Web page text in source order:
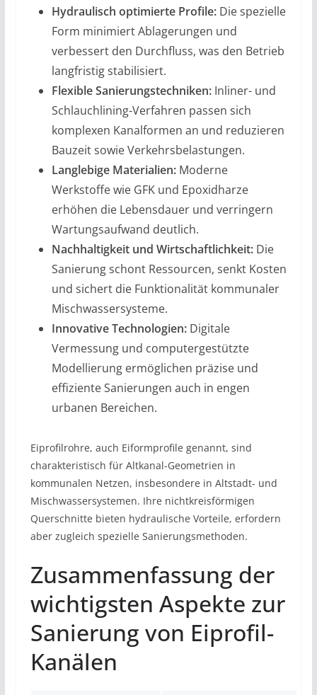
Hydraulisch optimierte Profile:Die spezielle
Form minimiert Ablagerungen und
verbessert den Durchfluss, was den Betrieb
langfristig stabilisiert.
Flexible Sanierungstechniken:Inliner- und
Schlauchlining-Verfahren passen sich
komplexen Kanalformen an und reduzieren
Bauzeit sowie Verkehrsbelastungen.
Langlebige Materialien:Moderne
Werkstoffe wie GFK und Epoxidharze
erhöhen die Lebensdauer und verringern
Wartungsaufwand deutlich.
Nachhaltigkeit und Wirtschaftlichkeit:Die
Sanierung schont Ressourcen, senkt Kosten
und sichert die Funktionalität kommunaler
Mischwassersysteme.
Innovative Technologien:Digitale
Vermessung und computergestützte
Modellierung ermöglichen präzise und
effiziente Sanierungen auch in engen
urbanen Bereichen.
Eiprofilrohre, auch Eiformprofile genannt, sind
charakteristisch für Altkanal-Geometrien in
kommunalen Netzen, insbesondere in Altstadt- und
Mischwassersystemen. Ihre nichtkreisförmigen
Querschnitte bieten hydraulische Vorteile, erfordern
aber zugleich spezielle Sanierungsmethoden.
Zusammenfassung der
wichtigsten Aspekte zur
Sanierung von Eiprofil-
Kanälen